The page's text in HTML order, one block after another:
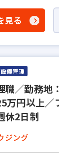
見る
備管理
職／勤務地
万円以上／
休2日制
ジング